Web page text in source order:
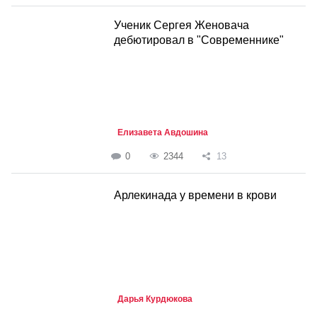
Ученик Сергея Женовача
дебютировал в "Современнике"
Елизавета Авдошина
0 2344 13
Арлекинада у времени в крови
Дарья Курдюкова